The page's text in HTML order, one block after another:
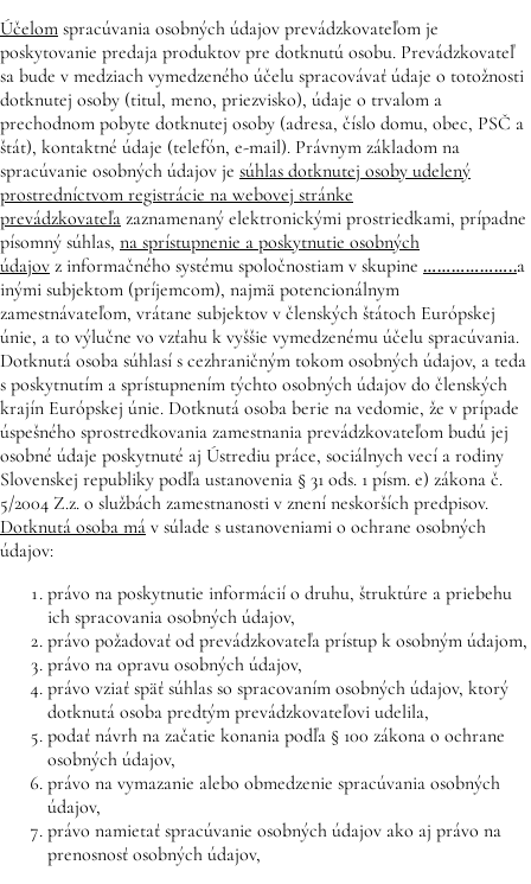
Účelom spracúvania osobných údajov prevádzkovateľom je
poskytovanie predaja produktov pre dotknutú osobu. Prevádzkovateľ
sa bude v medziach vymedzeného účelu spracovávať údaje o totožnosti
dotknutej osoby (titul, meno, priezvisko), údaje o trvalom a
prechodnom pobyte dotknutej osoby (adresa, číslo domu, obec, PSČ a
štát), kontaktné údaje (telefón, e-mail). Právnym základom na
spracúvanie osobných údajov je súhlas dotknutej osoby udelený
prostredníctvom registrácie na webovej stránke
prevádzkovateľa zaznamenaný elektronickými prostriedkami, prípadne
písomný súhlas, na sprístupnenie a poskytnutie osobných
údajov z informačného systému spoločnostiam v skupine ………………..a
inými subjektom (príjemcom), najmä potencionálnym
zamestnávateľom, vrátane subjektov v členských štátoch Európskej
únie, a to výlučne vo vzťahu k vyššie vymedzenému účelu spracúvania.
Dotknutá osoba súhlasí s cezhraničným tokom osobných údajov, a teda
s poskytnutím a sprístupnením týchto osobných údajov do členských
krajín Európskej únie. Dotknutá osoba berie na vedomie, že v prípade
úspešného sprostredkovania zamestnania prevádzkovateľom budú jej
osobné údaje poskytnuté aj Ústrediu práce, sociálnych vecí a rodiny
Slovenskej republiky podľa ustanovenia § 31 ods. 1 písm. e) zákona č.
5/2004 Z.z. o službách zamestnanosti v znení neskorších predpisov.
Dotknutá osoba má v súlade s ustanoveniami o ochrane osobných
údajov:
právo na poskytnutie informácií o druhu, štruktúre a priebehu
ich spracovania osobných údajov,
právo požadovať od prevádzkovateľa prístup k osobným údajom,
právo na opravu osobných údajov,
právo vziať späť súhlas so spracovaním osobných údajov, ktorý
dotknutá osoba predtým prevádzkovateľovi udelila,
podať návrh na začatie konania podľa § 100 zákona o ochrane
osobných údajov,
právo na vymazanie alebo obmedzenie spracúvania osobných
údajov,
právo namietať spracúvanie osobných údajov ako aj právo na
prenosnosť osobných údajov,